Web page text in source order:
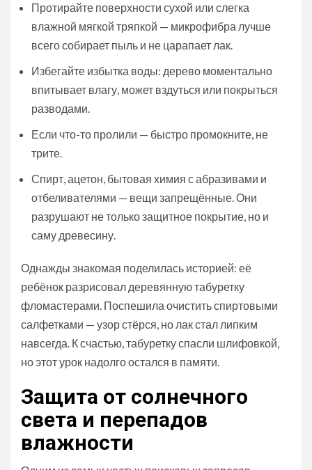
Протирайте поверхности сухой или слегка
влажной мягкой тряпкой — микрофибра лучше
всего собирает пыль и не царапает лак.
Избегайте избытка воды: дерево моментально
впитывает влагу, может вздуться или покрыться
разводами.
Если что-то пролили — быстро промокните, не
трите.
Спирт, ацетон, бытовая химия с абразивами и
отбеливателями — вещи запрещённые. Они
разрушают не только защитное покрытие, но и
саму древесину.
Однажды знакомая поделилась историей: её
ребёнок разрисовал деревянную табуретку
фломастерами. Поспешила очистить спиртовыми
салфетками — узор стёрся, но лак стал липким
навсегда. К счастью, табуретку спасли шлифовкой,
но этот урок надолго остался в памяти.
Защита от солнечного
света и перепадов
влажности